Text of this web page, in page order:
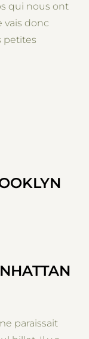
qui nous ont
vais donc
petites
PRÉPARER
paraissait